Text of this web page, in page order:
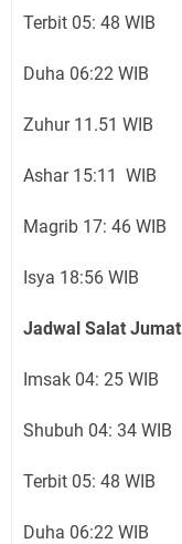
Terbit 05: 48 WIB
Duha 06:22 WIB
Zuhur 11.51 WIB
Ashar 15:11 WIB
Magrib 17: 46 WIB
Isya 18:56 WIB
Jadwal Salat Jumat
Imsak 04: 25 WIB
Shubuh 04: 34 WIB
Terbit 05: 48 WIB
Duha 06:22 WIB